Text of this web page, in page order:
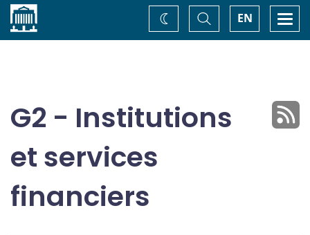
Accueil EN
Basculer
la
recherche
Changez
de
G2 - Institutions
et services
financiers